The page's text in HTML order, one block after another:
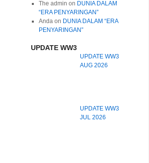
The admin on DUNIA DALAM
“ERA PENYARINGAN”
Andaon DUNIA DALAM “ERA
PENYARINGAN”
UPDATE WW3
UPDATE WW3
AUG 2026
UPDATE WW3
JUL 2026